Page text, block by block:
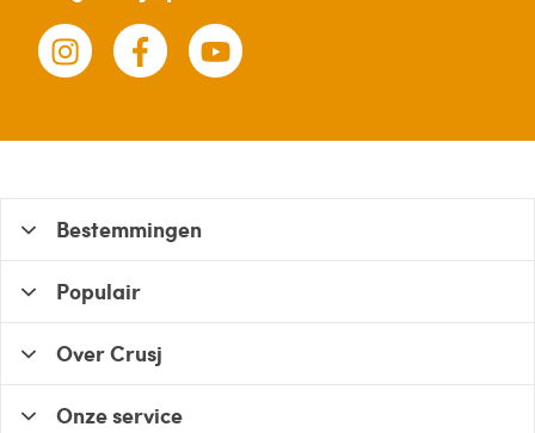
Bestemmingen
Populair
Over Crusj
Onze service